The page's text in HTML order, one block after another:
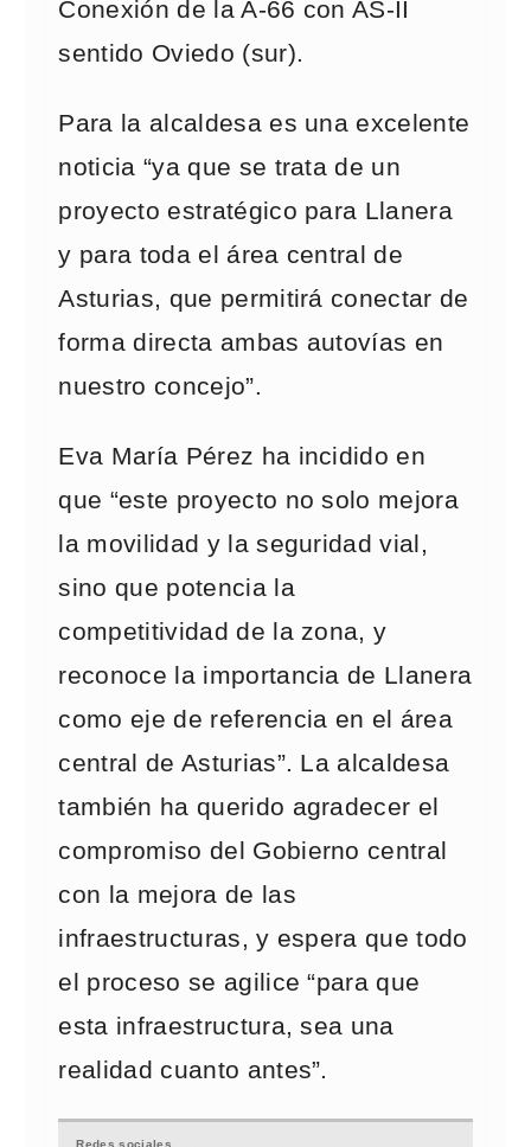
Conexión de la A-66 con AS-II
sentido Oviedo (sur).
Para la alcaldesa es una excelente
noticia “ya que se trata de un
proyecto estratégico para Llanera
y para toda el área central de
Asturias, que permitirá conectar de
forma directa ambas autovías en
nuestro concejo”.
Eva María Pérez ha incidido en
que “este proyecto no solo mejora
la movilidad y la seguridad vial,
sino que potencia la
competitividad de la zona, y
reconoce la importancia de Llanera
como eje de referencia en el área
central de Asturias”. La alcaldesa
también ha querido agradecer el
compromiso del Gobierno central
con la mejora de las
infraestructuras, y espera que todo
el proceso se agilice “para que
esta infraestructura, sea una
realidad cuanto antes”.
Redes sociales